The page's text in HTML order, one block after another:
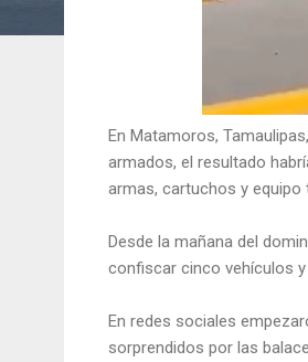
En Matamoros,
armados, el resultado
armas, cartuchos y equipo
Desde la mañana del
confiscar cinco vehículos y
En redes sociales
sorprendidos por las